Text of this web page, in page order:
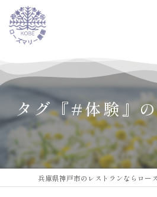
タグ『#体験』
兵庫県神戸市のレストランならロー